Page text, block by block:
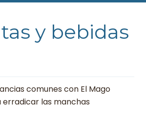
y bebidas
comunes con El Mago
erradicar las manchas